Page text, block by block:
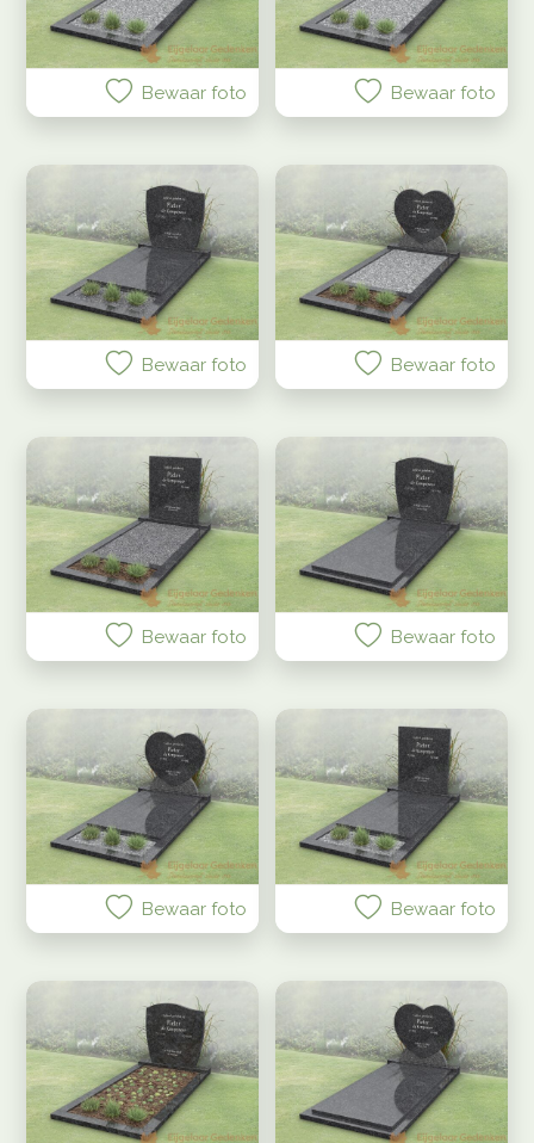
Bewaar foto Bewaar foto
Bewaar foto Bewaar foto
Bewaar foto Bewaar foto
Bewaar foto Bewaar foto